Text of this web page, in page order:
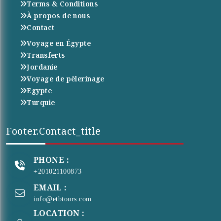
Terms & Conditions
À propos de nous
Contact
Voyage en Égypte
Transferts
Jordanie
Voyage de pèlerinage
Egypte
Turquie
Footer.contact_title
PHONE :
+201021100873
EMAIL :
info@etbtours.com
LOCATION :